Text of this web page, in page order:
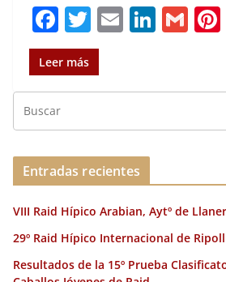
F
a
c
e
b
o
o
k
T
w
it
te
r
E
l
Li
e
dI
G
l
Leer más
Entradas recientes
VIII Raid Hípico Arabian, Aytº de
29º Raid Hípico Internacional de
Resultados de la 15º Prueba